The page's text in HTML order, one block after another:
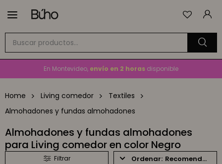

EnvíoGRATISa todo el país en compras mayores a$1.500
En Montevideo,envío en 2 horasdisponible
Cambios y devoluciones gratis por 30 días
Home Living comedor
Textiles
Almohadones y fundas almohadones
Almohadones y fundas almohadones
para Living comedor en color Negro
Recomendados